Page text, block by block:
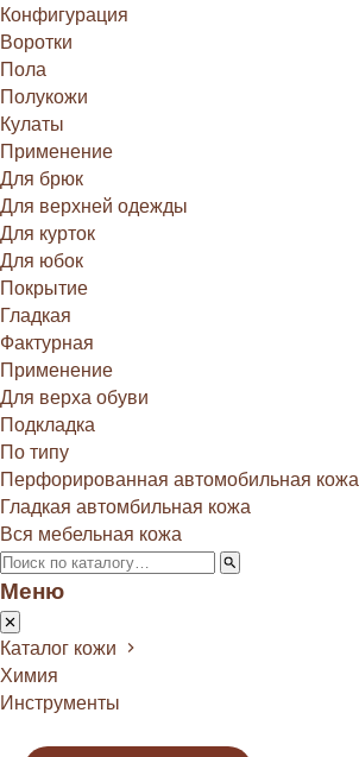
Конфигурация
Воротки
Пола
Полукожи
Кулаты
Применение
Для брюк
Для верхней одежды
Для курток
Для юбок
Покрытие
Гладкая
Фактурная
Применение
Для верха обуви
Подкладка
По типу
Перфорированная автомобильная кожа
Гладкая автомбильная кожа
Вся мебельная кожа
Меню
Каталог кожи
Химия
Инструменты